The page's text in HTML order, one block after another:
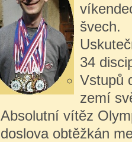
švech.
34
Vstupů
zemí
Absolutní vítěz
doslova obtěžkán